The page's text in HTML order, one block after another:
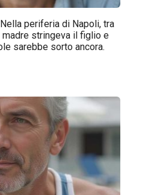
periferia di Napoli, tra
stringeva il figlio e
sarebbe sorto ancora.